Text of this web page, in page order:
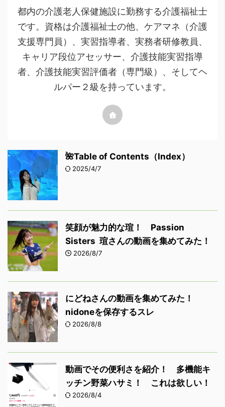
都内の介護老人保健施設に勤務する介護福祉士
です。資格は介護福祉士の他、ケアマネ（介護
支援専門員）、実習指導者、実務者研修教員、
キャリア段位アセッサー、介護技能実習指導
者、介護技能実習評価者（専門級）、そしてヘ
ルパー２級を持っています。
🌺Table of Contents（Index）
2025/4/7
笑顔が魅力的な瑄！ Passion
Sisters 瑄さんの動画を集めてみた！
2026/8/7
にどねさんの動画を集めてみた！
nidoneを保存するスレ
2026/8/8
動画でその便利さを紹介！ 多機能キ
ッチン野菜ハサミ！ これは欲しい！
2026/8/4